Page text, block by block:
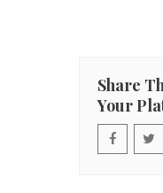
Share
Your